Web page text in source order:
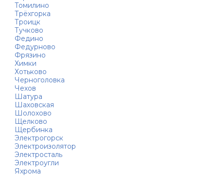
Томилино
Трёхгорка
Троицк
Тучково
Федино
Федурново
Фрязино
Химки
Хотьково
Черноголовка
Чехов
Шатура
Шаховская
Шолохово
Щелково
Щербинка
Электрогорск
Электроизолятор
Электросталь
Электроугли
Яхрома